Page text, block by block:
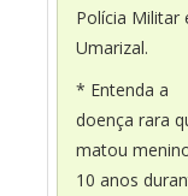
Polícia Militar
Umarizal.
* Entenda a
doença rara
matou
10 anos